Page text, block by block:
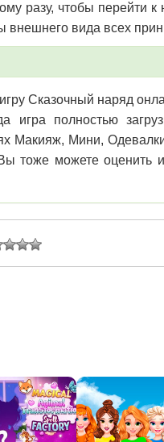
разу, чтобы перейти
внешнего вида всех
Сказочный наряд
игра полностью
Макияж, Мини,
тоже можете оценить